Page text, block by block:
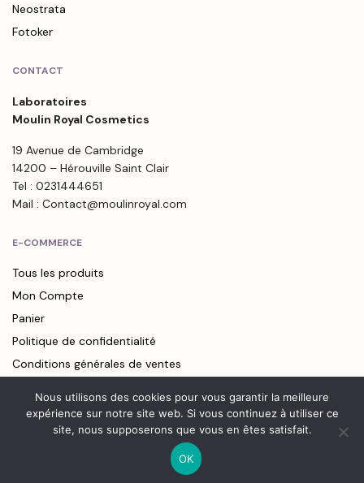
Neostrata
Fotoker
CONTACT
Laboratoires
Moulin Royal Cosmetics
19 Avenue de Cambridge
14200 – Hérouville Saint Clair
Tel : 0231444651
Mail : Contact@moulinroyal.com
E-COMMERCE
Tous les produits
Mon Compte
Panier
Politique de confidentialité
Conditions générales de ventes
LIENS UTILES
Points de vente
Nous utilisons des cookies pour vous garantir la meilleure
expérience sur notre site web. Si vous continuez à utiliser ce
site, nous supposerons que vous en êtes satisfait.
OK